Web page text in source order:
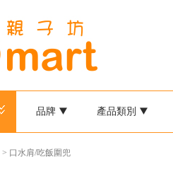
品牌 產品類別
> 口水肩/吃飯圍兜